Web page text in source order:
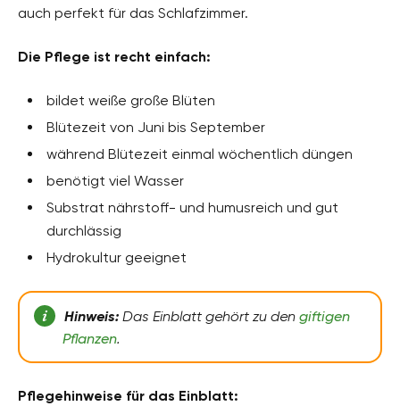
auch perfekt für das Schlafzimmer.
Die Pflege ist recht einfach:
bildet weiße große Blüten
Blütezeit von Juni bis September
während Blütezeit einmal wöchentlich düngen
benötigt viel Wasser
Substrat nährstoff- und humusreich und gut
durchlässig
Hydrokultur geeignet
Hinweis:Das Einblatt gehört zu den giftigen
Pflanzen.
Pflegehinweise für das Einblatt: